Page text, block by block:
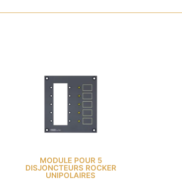
MODULE POUR 5
DISJONCTEURS ROCKER
UNIPOLAIRES